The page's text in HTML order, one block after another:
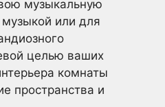
музыкальную
или для
целью ваших
комнаты
пространства и